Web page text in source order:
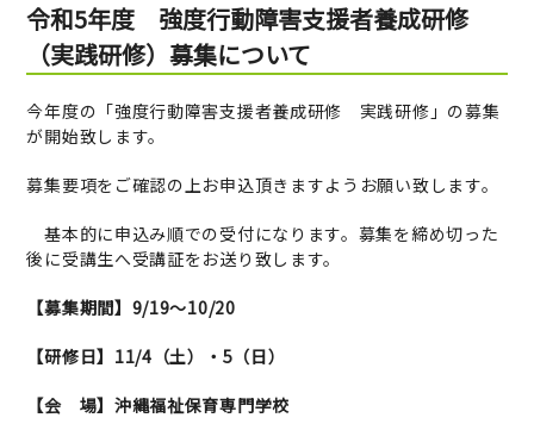
令和5年度 強度行動障害支援者養成研修
（実践研修）募集について
今年度の「強度行動障害支援者養成研修 実践研修」の募集
が開始致します。
募集要項をご確認の上お申込頂きますようお願い致します。
基本的に申込み順での受付になります。募集を締め切った
後に受講生へ受講証をお送り致します。
【募集期間】9/19～10/20
【研修日】11/4（土）・5（日）
【会 場】沖縄福祉保育専門学校